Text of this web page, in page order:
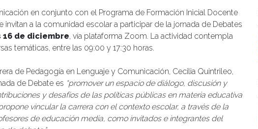
en conjunto con el Programa de Formación Inicial Docente
invitan a la comunidad escolar a participar de la jornada de Debates
de diciembre, vía plataforma Zoom. La actividad contempla
temáticas, entre las 09:00 y 17:30 horas.
de Pedagogía en Lenguaje y Comunicación, Cecilia Quintrileo,
de Debate es “promover un espacio de diálogo, discusión y
y desafíos de las políticas públicas en materia educativa
vincular la carrera con el contexto escolar, a través de la
de educación media, como invitados e integrantes del